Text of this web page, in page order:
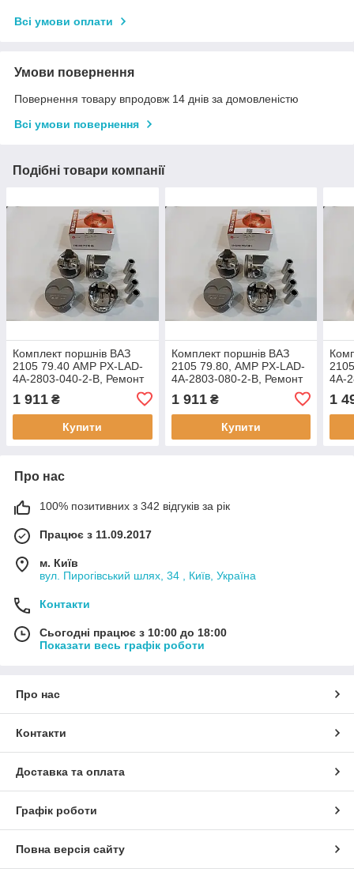
Всі умови оплати
Умови повернення
Повернення товару впродовж 14 днів за домовленістю
Всі умови повернення
Подібні товари компанії
Комплект поршнів ВАЗ
2105 79.40 AMP PX-LAD-
4A-2803-040-2-B, Ремонт
1 911 ₴
Купити
Комплект поршнів ВАЗ
2105 79.80, AMP PX-LAD-
4A-2803-080-2-B, Ремонт
1 911₴
Купити
4A-
1
Про нас
100% позитивних з 342 відгуків за рік
Працює з 11.09.2017
м. Київ
вул. Пирогівський шлях, 34 , Київ, Україна
Контакти
Сьогодні працює з 10:00 до 18:00
Показати весь графік роботи
Про нас
Контакти
Доставка та оплата
Графік роботи
Повна версія сайту